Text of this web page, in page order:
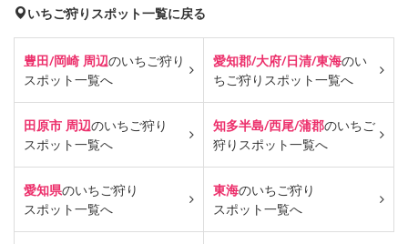
いちご狩りスポット一覧に戻る
豊田/岡崎 周辺のいちご狩り
スポット一覧へ
愛知郡/大府/日清/東海のい
ちご狩り スポット一覧へ
田原市 周辺のいちご狩り
スポット一覧へ
知多半島/西尾/蒲郡のいちご
狩り スポット一覧へ
愛知県のいちご狩り
スポット一覧へ
東海のいちご狩り
スポット一覧へ